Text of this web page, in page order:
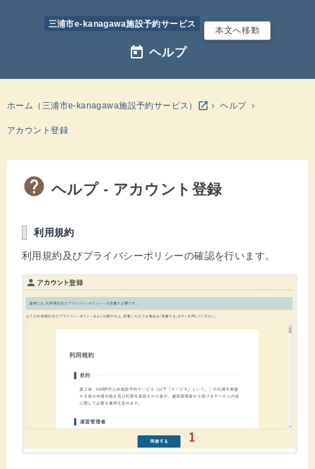
三浦市e-kanagawa施設予約サービス
本文へ移動
today ヘルプ
ホーム（三浦市e-kanagawa施設予約サービス） open_in_new ヘルプ
アカウント登録
ヘルプ - アカウント登録
利用規約
利用規約及びプライバシーポリシーの確認を行います。